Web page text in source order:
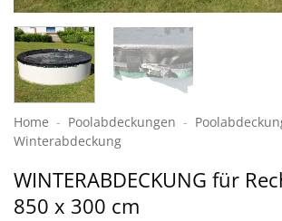
Home - Poolabdeckungen -
Winter­abdeckung
WINTERABDECKUNG für
850 x 300 cm